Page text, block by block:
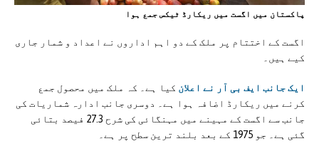
پاکستان میں اگست میں ریکارڈ ٹیکس جمع ہوا
اگست کے اختتام پر ملک کے دو اہم اداروں نے اعداد و شمار جاری
کیے ہیں۔
ایک جانب ایف بی آر نے اعلان کیا ہے۔ کہ ملک میں محصول جمع
کرنے میں ریکارڈ اضافہ ہوا ہے۔ دوسری جانب ادارہ شماریات کی
جانب سے اگست کے مہینے میں مہنگائی کی شرح 27.3 فیصد بتائی
گئی ہے۔ جو 1975 کے بعد بلند ترین سطح پر ہے۔